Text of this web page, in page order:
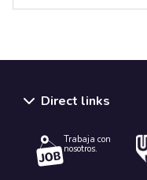
Direct links
Trabaja con
nosotros.